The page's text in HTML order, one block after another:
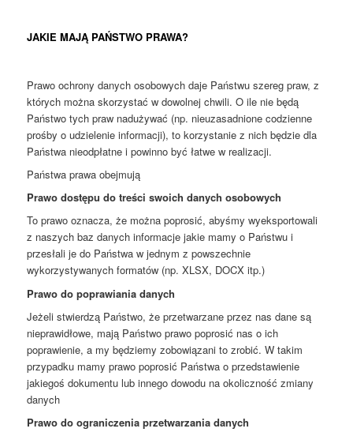
JAKIE MAJĄ PAŃSTWO PRAWA?
Prawo ochrony danych osobowych daje Państwu szereg praw, z
których można skorzystać w dowolnej chwili. O ile nie będą
Państwo tych praw nadużywać (np. nieuzasadnione codzienne
prośby o udzielenie informacji), to korzystanie z nich będzie dla
Państwa nieodpłatne i powinno być łatwe w realizacji.
Państwa prawa obejmują
Prawo dostępu do treści swoich danych osobowych
To prawo oznacza, że można poprosić, abyśmy wyeksportowali
z naszych baz danych informacje jakie mamy o Państwu i
przesłali je do Państwa w jednym z powszechnie
wykorzystywanych formatów (np. XLSX, DOCX itp.)
Prawo do poprawiania danych
Jeżeli stwierdzą Państwo, że przetwarzane przez nas dane są
nieprawidłowe, mają Państwo prawo poprosić nas o ich
poprawienie, a my będziemy zobowiązani to zrobić. W takim
przypadku mamy prawo poprosić Państwa o przedstawienie
jakiegoś dokumentu lub innego dowodu na okoliczność zmiany
danych
Prawo do ograniczenia przetwarzania danych